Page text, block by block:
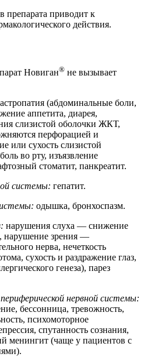
препарата приводит к
действия.
Новиган® не вызывает
(абдоминальные боли,
аппетита, диарея,
слизистой оболочки ЖКТ,
перфорацией и
или сухость слизистой
во рту, изъязвление
стоматит, панкреатит.
системы: гепатит.
одышка, бронхоспазм.
нарушения слуха — снижение
нарушение зрения —
нерва, нечеткость
сухость и раздражение глаз,
генеза), парез
нервной системы:
бессонница, тревожность,
психомоторное
спутанность сознания,
менингит (чаще у пациентов с